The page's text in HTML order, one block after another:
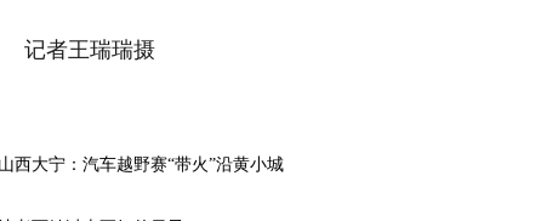
者王瑞瑞摄
山西大宁：汽车越野赛“带火”沿黄小城